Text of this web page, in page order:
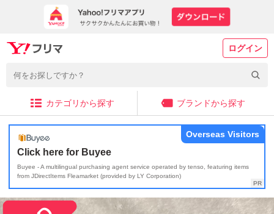
ログイン
カテゴリから探す ブランドから探す
Click here for Buyee
Buyee - A multilingual purchasing agent service operated by tenso, featuring items
from JDirectItems Fleamarket (provided by LY Corporation)
Overseas Visitors